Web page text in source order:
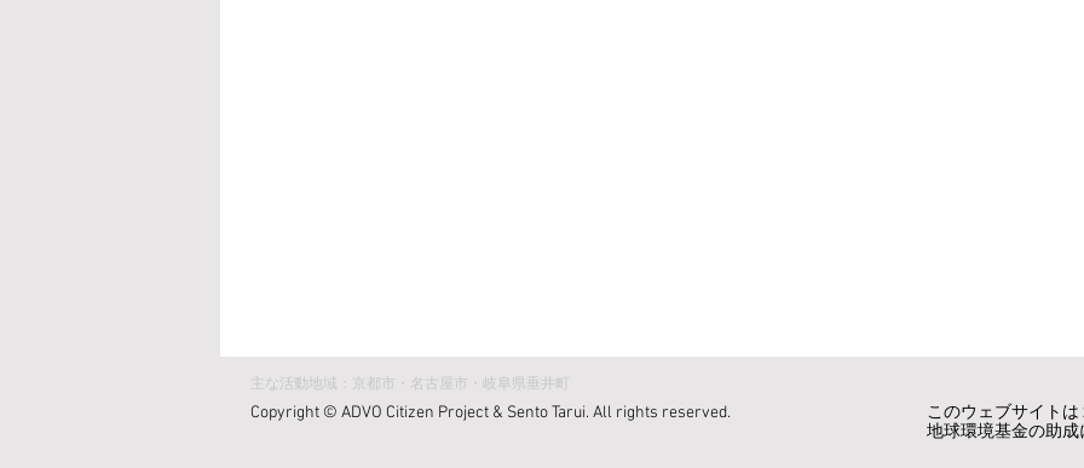
主な活動地域：京都市・名古屋市・岐阜県垂井町
Copyright © ADVO Citizen Project & Sento Tarui. All rights reserved.
このウェブサイト
地球環境基金の助成